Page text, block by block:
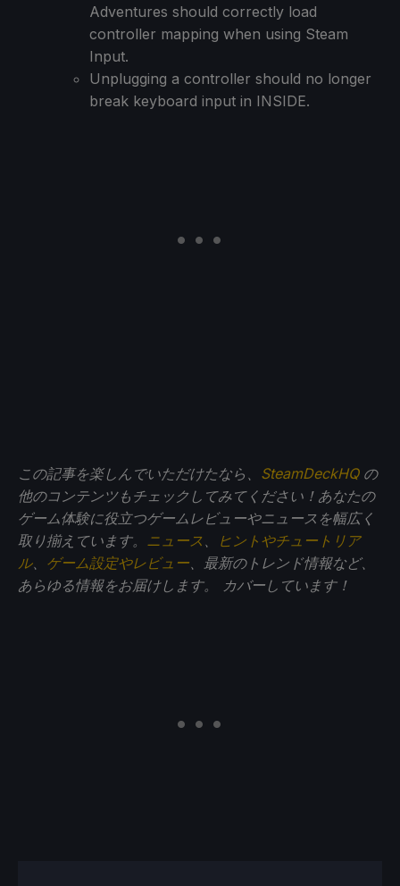
Adventures should correctly load
controller mapping when using Steam
Input.
Unplugging a controller should no longer
break keyboard input in INSIDE.
この記事を楽しんでいただけたなら、 SteamDeckHQの
他のコンテンツもチェックしてみてください！あなたの
ゲーム体験に役立つゲームレビューやニュースを幅広く
取り揃えています。 ニュース
ヒントやチュートリア
ル、 ゲーム設定やレビュー 、最新のトレンド情報など、
あらゆる情報をお届けします。
カバーしています！